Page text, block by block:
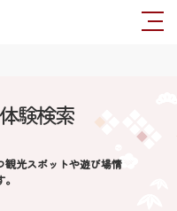
験検索
観光スポットや遊び場情